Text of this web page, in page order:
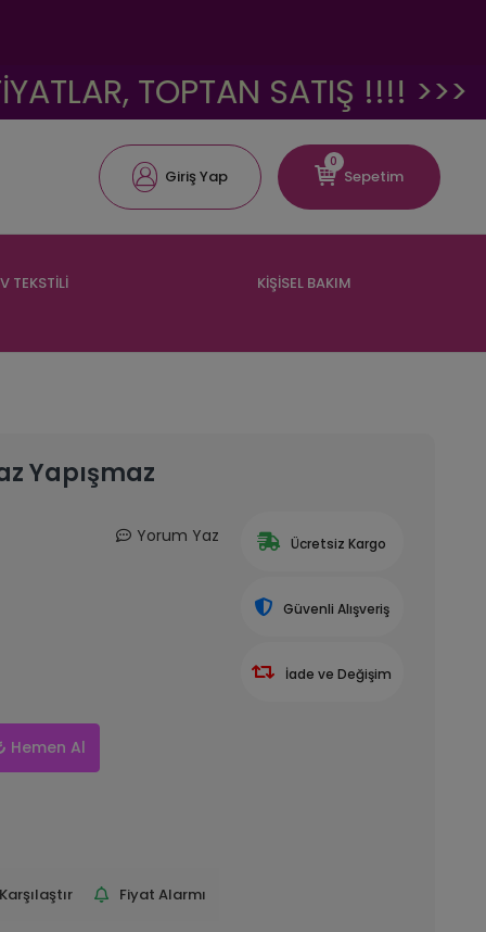
TOPTAN SATIŞ !!!! >>>
Giriş Yap
0
Sepetim
TEKSTİLİ KİŞİSEL BAKIM
Yapışmaz
Yorum Yaz
Hemen Al
Karşılaştır
Fiyat Alarmı
Ücretsiz Kargo
Güvenli Alışveriş
İade ve Değişim